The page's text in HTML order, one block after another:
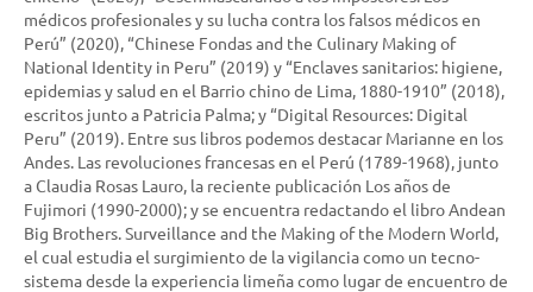
médicos profesionales y su lucha contra los falsos médicos en
Perú” (2020), “Chinese Fondas and the Culinary Making of
National Identity in Peru” (2019) y “Enclaves sanitarios: higiene,
epidemias y salud en el Barrio chino de Lima, 1880-1910” (2018),
escritos junto a Patricia Palma; y “Digital Resources: Digital
Peru” (2019). Entre sus libros podemos destacar Marianne en los
Andes. Las revoluciones francesas en el Perú (1789-1968), junto
a Claudia Rosas Lauro, la reciente publicación Los años de
Fujimori (1990-2000); y se encuentra redactando el libro Andean
Big Brothers. Surveillance and the Making of the Modern World,
el cual estudia el surgimiento de la vigilancia como un tecno-
sistema desde la experiencia limeña como lugar de encuentro de